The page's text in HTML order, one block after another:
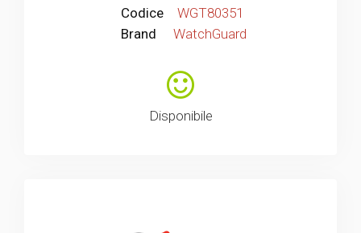
Codice
WGT80351
Brand
WatchGuard
Disponibile